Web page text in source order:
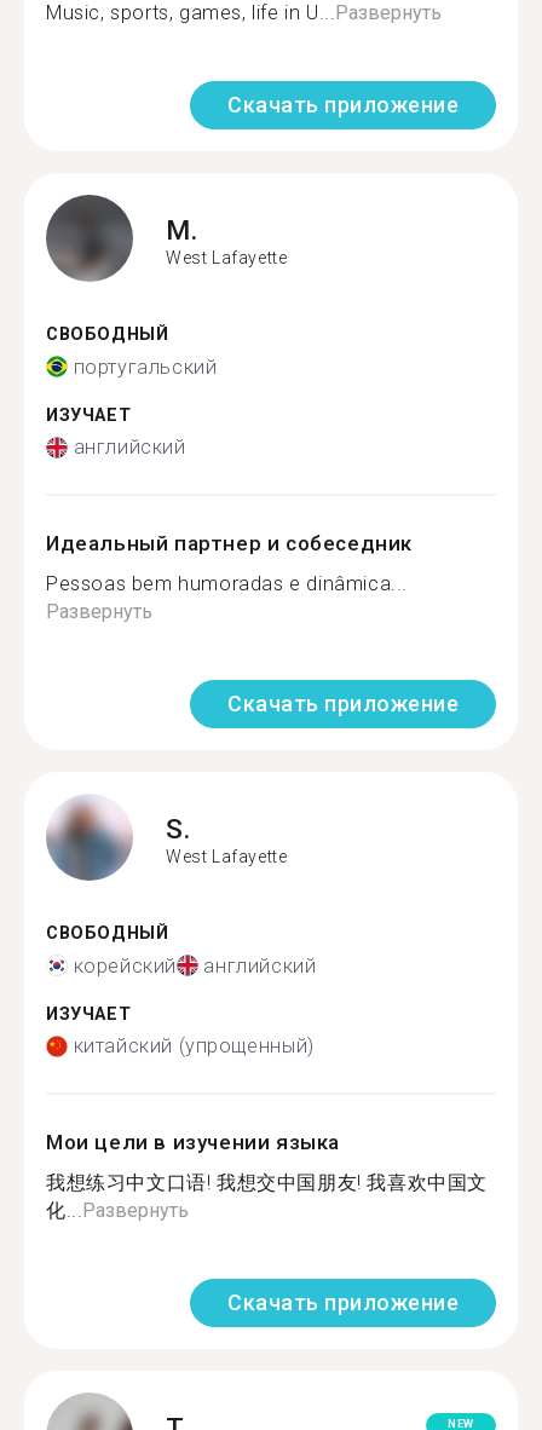
Music, sports, games, life in U...Развернуть
Скачать приложение
M.
West Lafayette
СВОБОДНЫЙ
португальский
ИЗУЧАЕТ
английский
Идеальный партнер и собеседник
Pessoas bem humoradas e dinâmica...
Развернуть
Скачать приложение
S.
West Lafayette
СВОБОДНЫЙ
корейский английский
ИЗУЧАЕТ
китайский (упрощенный)
Мои цели в изучении языка
我想练习中文口语! 我想交中国朋友! 我喜欢中国文
化...Развернуть
Скачать приложение
NEW